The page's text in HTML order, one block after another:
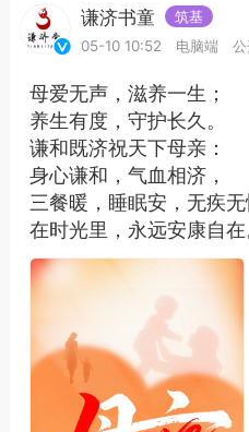
节气气象
·特急预警】关
节返乡期间“闪
急提示
如何购买
【养正护络
小海（
谦济书童
筑基
05-10 10:52
电脑端
母爱无声，滋养一生；
养生有度，守护长久。
谦和既济祝天下母亲：
身心谦和，气血相济，
三餐暖，睡眠安，无疾无
在时光里，永远安康自在